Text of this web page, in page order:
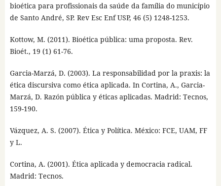
bioética para profissionais da saúde da família do município
de Santo André, SP. Rev Esc Enf USP, 46 (5) 1248-1253.
Kottow, M. (2011). Bioética pública: uma proposta. Rev.
Bioét., 19 (1) 61-76.
Garcia-Marzá, D. (2003). La responsabilidad por la praxis: la
ética discursiva como ética aplicada. In Cortina, A., Garcia-
Marzá, D. Razón pública y éticas aplicadas. Madrid: Tecnos,
159-190.
Vázquez, A. S. (2007). Ética y Política. México: FCE, UAM, FF
y L.
Cortina, A. (2001). Ética aplicada y democracia radical.
Madrid: Tecnos.